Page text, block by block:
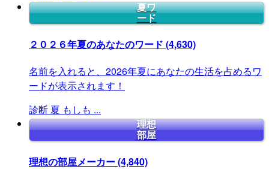
夏ワ
ード
２０２６年夏のあなたのワード (4,630)
名前を入れると、2026年夏にあなたの生活を占めるワ
ードが表示されます！
診断 夏 もしも ...
理想
部屋
理想の部屋メーカー(4,840)